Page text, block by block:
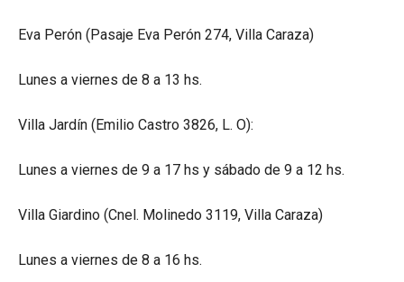
Eva Perón (Pasaje Eva Perón 274, Villa Caraza)
Lunes a viernes de 8 a 13 hs.
Villa Jardín (Emilio Castro 3826, L. O):
Lunes a viernes de 9 a 17 hs y sábado de 9 a 12 hs.
Villa Giardino (Cnel. Molinedo 3119, Villa Caraza)
Lunes a viernes de 8 a 16 hs.